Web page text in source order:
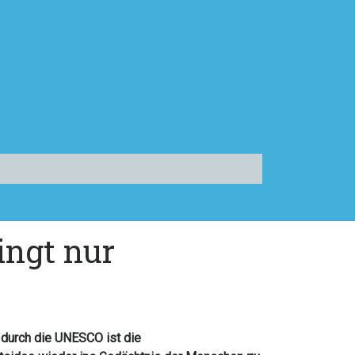
nur
die UNESCO ist die